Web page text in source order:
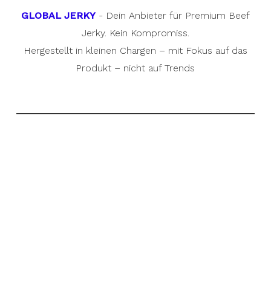
GLOBAL JERKY- Dein Anbieter für Premium Beef
Jerky. Kein Kompromiss.
Hergestellt in kleinen Chargen – mit Fokus auf das
Produkt – nicht auf Trends